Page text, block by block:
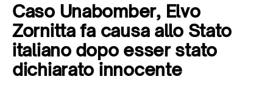
Tutti gli articoli
Caso Unabomber, Elvo
Zornitta fa causa allo Stato
italiano dopo esser stato
dichiarato innocente